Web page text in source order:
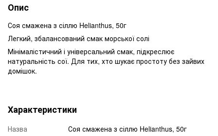
Опис
Соя смажена з сіллю Helianthus, 50г
Легкий, збалансований смак морської солі
Мінімалістичний і універсальний смак, підкреслює
натуральність сої. Для тих, хто шукає простоту без зайвих
домішок.
Характеристики
Назва
Соя смажена з сіллю Helianthus, 50г